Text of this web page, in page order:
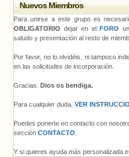
Nuevos Miembros
Para unirse a este grupo es
OBLIGATORIO dejar en el FORO
saludo y presentación al resto de
Por favor, no lo olvidéis, ni tampoco
en las solicitudes de incorporación.
Gracias. Dios os bendiga.
Para cualquier duda, VER
Puedes ponerte en contacto con
sección CONTACTO
Y si quieres ayuda más personalizada